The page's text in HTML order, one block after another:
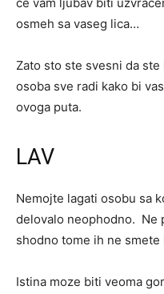
osmeh sa vaseg lica…
Zato sto ste svesni da
osoba sve radi kako bi
ovoga puta.
LAV
Nemojte lagati osobu sa
delovalo neophodno. Ne
shodno tome ih ne
Istina moze biti veoma